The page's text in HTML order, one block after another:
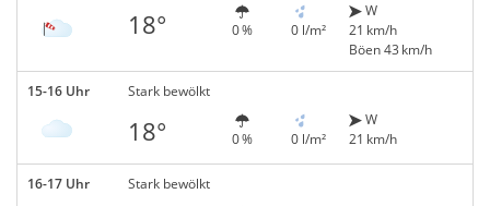
18° 0 % 0 l/m²
W
21 km/h
Böen 43 km/h
15-16 Uhr Stark bewölkt
18° 0 % 0 l/m²
W
21 km/h
16-17 Uhr Stark bewölkt